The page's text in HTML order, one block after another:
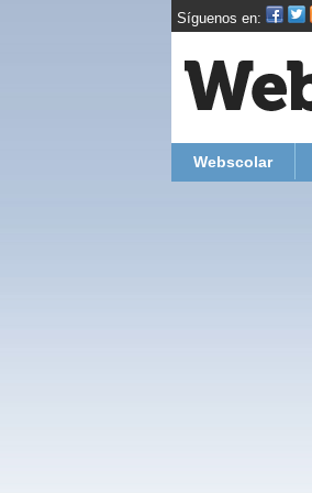
Síguenos en:
Webscolar